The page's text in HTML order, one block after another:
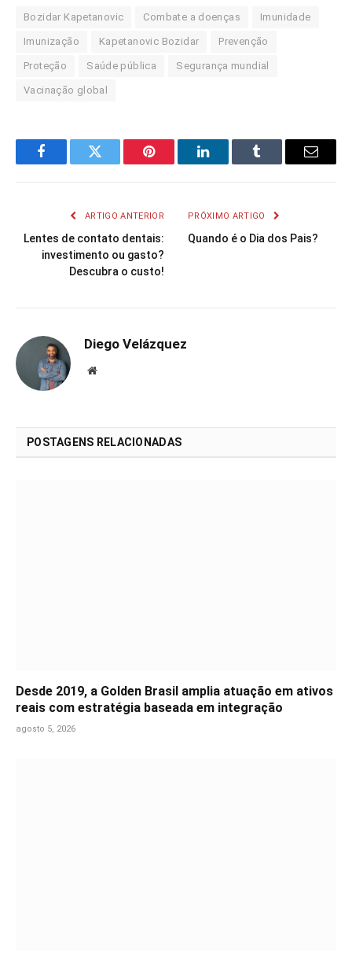
Bozidar Kapetanovic Combate a doenças Imunidade
Imunização Kapetanovic Bozidar Prevenção
Proteção Saúde pública Segurança mundial
Vacinação global
FacebookTwitter Pinterest LinkedInTumblr Email
ARTIGO ANTERIOR
Lentes de contato dentais:
investimento ou gasto?
Descubra o custo!
PRÓXIMO ARTIGO
Quando é o Dia dos Pais?
Diego Velázquez
Website
POSTAGENS RELACIONADAS
Desde 2019, a Golden Brasil amplia atuação em ativos
reais com estratégia baseada em integração
agosto 5, 2026